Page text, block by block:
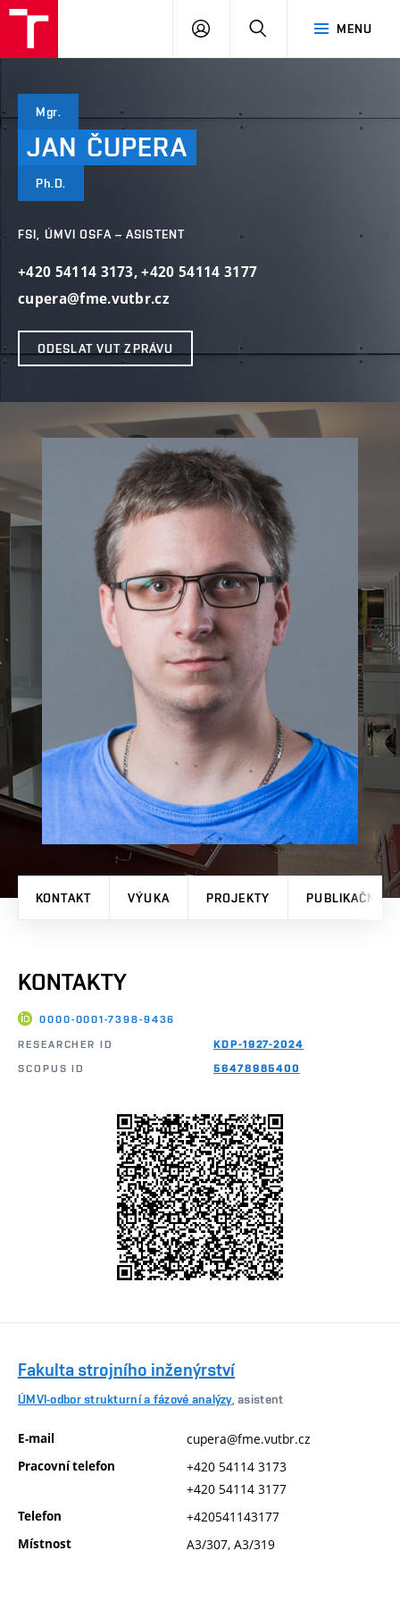
MENU
PŘIHLÁSIT
Mgr.
JAN ČUPERA
Ph.D.
FSI, ÚMVI OSFA – ASISTENT
+420 54114 3173,+420 54114 3177
cupera@fme.vutbr.cz
ODESLAT VUT ZPRÁVU
KONTAKT VÝUKA PROJEKTY PUBLIKAČNÍ
KONTAKTY
0000-0001-7398-9436
RESEARCHER ID
KDP-1927-2024
SCOPUS ID
56478985400
Fakulta strojního inženýrství
ÚMVI-odbor strukturní a fázové analýzy, asistent
E-mail cupera@fme.vutbr.cz
Pracovní telefon
+420 54114 3173
+420 54114 3177
Telefon +420541143177
Místnost A3/307, A3/319